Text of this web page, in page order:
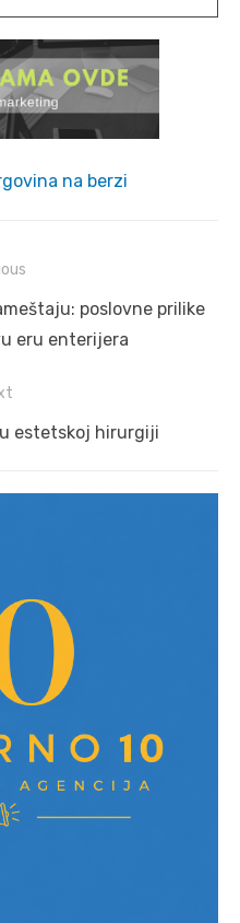
na berzi
poslovne prilike
eru enterijera
estetskoj hirurgiji